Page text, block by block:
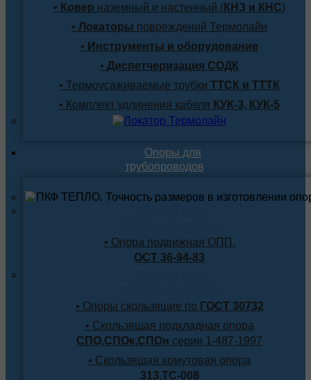
• Ковер наземный и настенный (КНЗ и КНС)
• Локаторы повреждений Термолайн
• Инструменты и оборудование
• Диспетчеризация СОДК
• Термоусаживаемые трубки ТТСК и ТТТК
• Комплект удлинения кабеля КУК-3, КУК-5
Опоры для
трубопроводов
• Опора подвижная ОПП.
ОСТ 36-94-83
• Опоры скользящие по ГОСТ 30732
• Скользящая подкладная опора
СПО,СПОк,СПОн серии 1-487-1997
• Скользящая хомутовая опора
313.ТС-008